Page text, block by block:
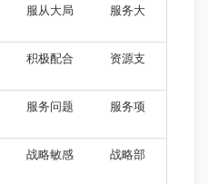
服从大局
服务大
积极配合
资源支
服务问题
服务项
战略敏感
战略部